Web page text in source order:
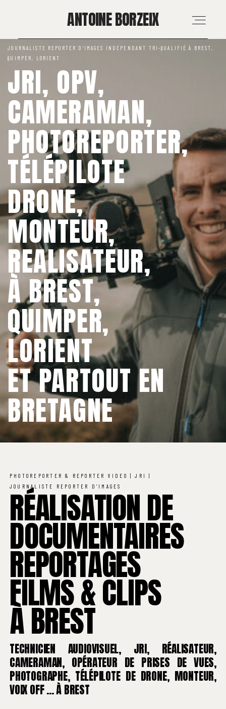
ANTOINE BORZEIX
ANTOINE BORZEIX
RÉALISATIONS
MARIAGE & FAMILLE
PROS & MÉDIAS
FORMATION
À PROPOS
CONTACT
JOURNALISTE REPORTER D'IMAGES INDÉPENDANT TRI-QUALIFIÉ À BREST,
QUIMPER, LORIENT
JRI, OPV,
CAMERAMAN,
PHOTOREPORTER,
TÉLÉPILOTE
DRONE,
MONTEUR,
REALISATEUR,
À BREST,
QUIMPER,
LORIENT
ET PARTOUT EN
BRETAGNE
PHOTOREPORTER & REPORTER VIDEO | JRI |
JOURNALISTE REPORTER D'IMAGES
RÉALISATION DE
DOCUMENTAIRES
REPORTAGES
FILMS & CLIPS
À BREST
TECHNICIEN AUDIOVISUEL, JRI, RÉALISATEUR,
CAMERAMAN, OPÉRATEUR DE PRISES DE VUES,
PHOTOGRAPHE, TÉLÉPILOTE DE DRONE, MONTEUR,
VOIX OFF ... À BREST